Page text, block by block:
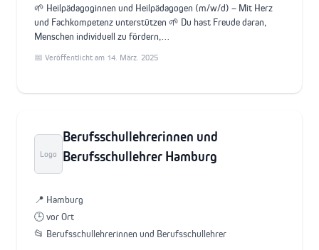
🌱 Heilpädagoginnen und Heilpädagogen (m/w/d) – Mit Herz
und Fachkompetenz unterstützen 🌱 Du hast Freude daran,
Menschen individuell zu fördern,…
📅 Veröffentlicht am 14. März. 2025
Logo
Berufsschullehrerinnen und
Berufsschullehrer Hamburg
📍 Hamburg
🕒 vor Ort
📂 Berufsschullehrerinnen und Berufsschullehrer